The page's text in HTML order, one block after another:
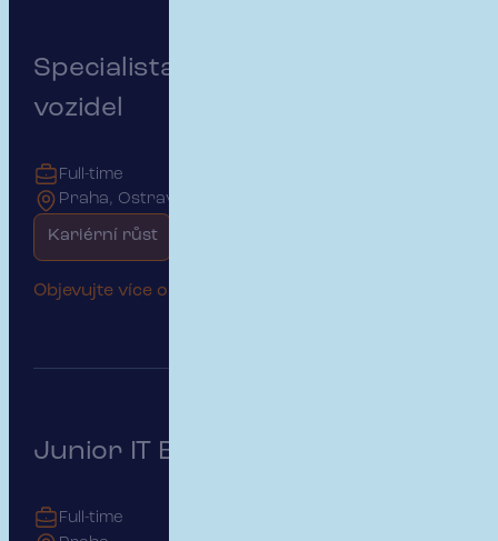
Specialista pojištění motorových
vozidel
Full-time
Praha, Ostrava
Objevujte více o této pozici
Kariérní růst
Junior IT Business Analytik
Full-time